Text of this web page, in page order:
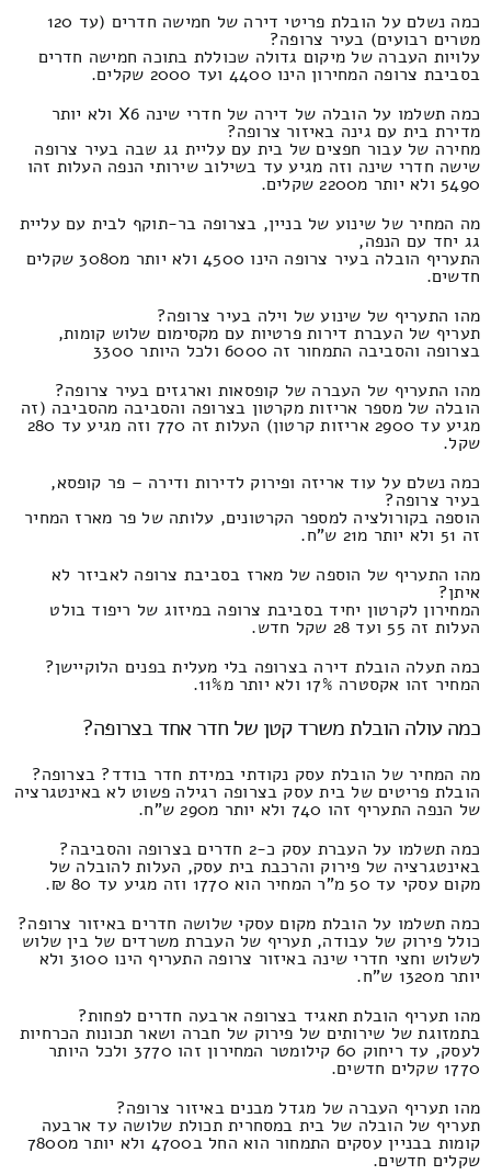
כמה נשלם על הובלת פריטי דירה של חמישה חדרים (עד 120
מטרים רבועים) בעיר צרופה?
עלויות העברה של מיקום גדולה שכוללת בתוכה חמישה חדרים
בסביבת צרופה המחירון הינו 4400 ועד 2000 שקלים.
כמה תשלמו על הובלה של דירה של חדרי שינה X6 ולא יותר
מדירת בית עם גינה באיזור צרופה?
מחירה של עבור חפצים של בית עם עליית גג שבה בעיר צרופה
שישה חדרי שינה וזה מגיע עד בשילוב שירותי הנפה העלות זהו
5490 ולא יותר מ2200 שקלים.
מה המחיר של שינוע של בניין, בצרופה בר-תוקף לבית עם עליית
גג יחד עם הנפה,
התעריף הובלה בעיר צרופה הינו 4500 ולא יותר מ3080 שקלים
חדשים.
מהו התעריף של שינוע של וילה בעיר צרופה?
תעריף של העברת דירות פרטיות עם מקסימום שלוש קומות,
בצרופה והסביבה התמחור זה 6000 ולכל היותר 3300
מהו התעריף של העברה של קופסאות וארגזים בעיר צרופה?
הובלה של מספר אריזות מקרטון בצרופה והסביבה מהסביבה (זה
מגיע עד 2900 אריזות קרטון) העלות זה 770 וזה מגיע עד 280
שקל.
כמה נשלם על עוד אריזה ופירוק לדירות ודירה – פר קופסא,
בעיר צרופה?
הוספה בקורולציה למספר הקרטונים, עלותה של פר מארז המחיר
זה 51 ולא יותר מ21 ש"ח.
מהו התעריף של הוספה של מארז בסביבת צרופה לאביזר לא
איתן?
המחירון לקרטון יחיד בסביבת צרופה במיזוג של ריפוד בולט
העלות זה 55 ועד 28 שקל חדש.
כמה תעלה הובלת דירה בצרופה בלי מעלית בפנים הלוקיישן?
המחיר זהו אקסטרה 17% ולא יותר מ11%.
כמה עולה הובלת משרד קטן של חדר אחד בצרופה?
מה המחיר של הובלת עסק נקודתי במידת חדר בודד? בצרופה?
הובלת פריטים של בית עסק בצרופה רגילה פשוט לא באינטגרציה
של הנפה התעריף זהו 740 ולא יותר מ290 ש"ח.
כמה תשלמו על העברת עסק כ-2 חדרים בצרופה והסביבה?
באינטגרציה של פירוק והרכבת בית עסק, העלות להובלה של
מקום עסקי עד 50 מ"ר המחיר הוא 1770 וזה מגיע עד 80 ₪.
כמה תשלמו על הובלת מקום עסקי שלושה חדרים באיזור צרופה?
כולל פירוק של עבודה, תעריף של העברת משרדים של בין שלוש
לשלוש וחצי חדרי שינה באיזור צרופה התעריף הינו 3100 ולא
יותר מ1320 ש"ח.
מהו תעריף הובלת תאגיד בצרופה ארבעה חדרים לפחות?
בתמזוגת של שירותים של פירוק של חברה ושאר תכונות הכרחיות
לעסק, עד ריחוק 60 קילומטר המחירון זהו 3770 ולכל היותר
1770 שקלים חדשים.
מהו תעריף העברה של מגדל מבנים באיזור צרופה?
תעריף של הובלה של בית במסחרית תכולת שלושה עד ארבעה
קומות בבניין עסקים התמחור הוא החל ב4700 ולא יותר מ7800
שקלים חדשים.